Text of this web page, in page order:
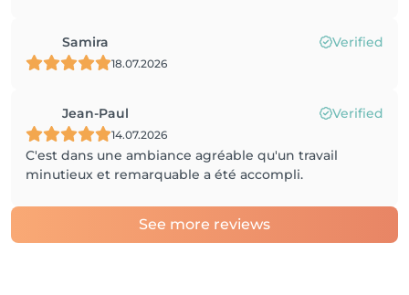
Samira Verified
18.07.2026
Jean-Paul Verified
14.07.2026
C'est dans une ambiance agréable qu'un travail
minutieux et remarquable a été accompli.
See more reviews